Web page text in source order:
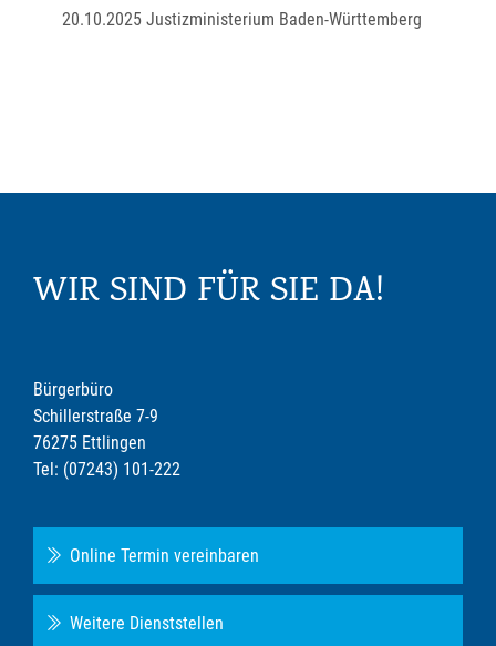
20.10.2025 Justizministerium Baden-Württemberg
WIR SIND FÜR SIE DA!
Bürgerbüro
Schillerstraße 7-9
76275 Ettlingen
Tel: (07243) 101-222
Online Termin vereinbaren
Weitere Dienststellen